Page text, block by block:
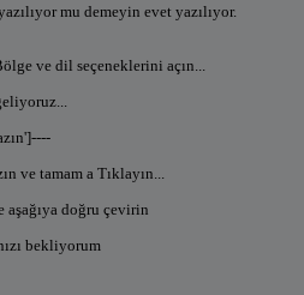
mu demeyin evet yazılıyor.
ve dil seçeneklerini açın...
ve tamam a Tıklayın...
aşağıya doğru çevirin
bekliyorum